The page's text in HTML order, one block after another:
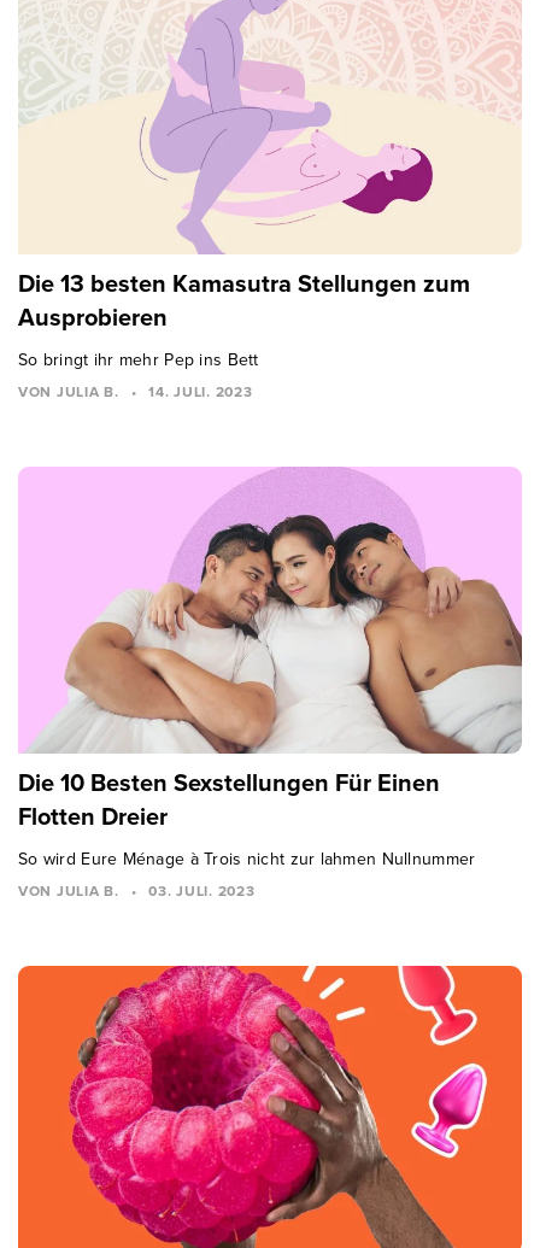
Die 13 besten Kamasutra Stellungen zum
Ausprobieren
So bringt ihr mehr Pep ins Bett
VON JULIA B. • 14. JULI. 2023
Die 10 Besten Sexstellungen Für Einen
Flotten Dreier
So wird Eure Ménage à Trois nicht zur lahmen Nullnummer
VON JULIA B. • 03. JULI. 2023